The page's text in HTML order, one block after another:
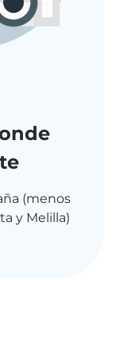
(menos
y Melilla)